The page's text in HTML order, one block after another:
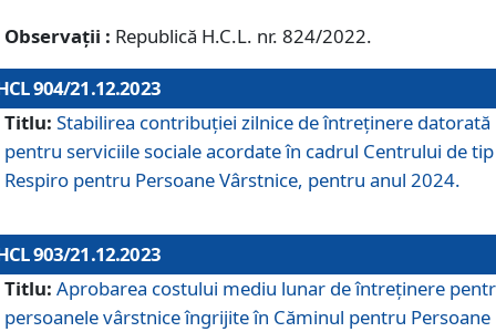
Observații : Republică H.C.L. nr. 824/2022.
904/21.12.2023
Titlu: Stabilirea contribuţiei zilnice de întreținere datorată
pentru serviciile sociale acordate în cadrul Centrului de tip
Respiro pentru Persoane Vârstnice, pentru anul 2024.
903/21.12.2023
Titlu: Aprobarea costului mediu lunar de întreţinere
persoanele vârstnice îngrijite în Căminul pentru Persoane